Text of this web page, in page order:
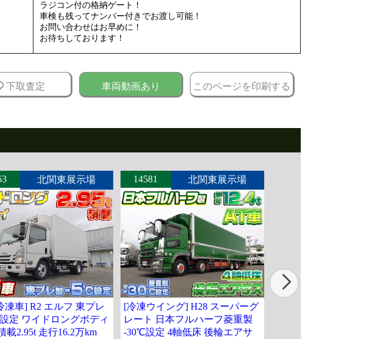
ラジコン付の格納ゲート！
車検も残ってナンバー付きでお渡し可能！
お問い合わせはお早めに！
お待ちしております！
下取査定 車両動画あり このページを印刷する
北関東展示場
凍車] R2 エルフ 東プレ
定 ワイドロングボディ
載2.95t 走行16.2万km
14581 北関東展示場
[冷凍ウイング] H28 スーパーグ
レート 日本フルハーフ菱重製
-30℃設定 4軸低床 後輪エアサ